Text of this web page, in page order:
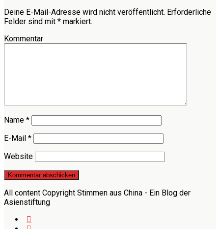
Deine E-Mail-Adresse wird nicht veröffentlicht. Erforderliche
Felder sind mit * markiert.
Kommentar
Name *
E-Mail *
Website
All content Copyright Stimmen aus China - Ein Blog der
Asienstiftung